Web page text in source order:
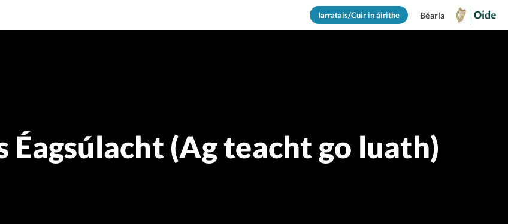
Iarratais/Cuir in áirithe Béarla
Éagsúlacht (Ag teacht go luath)